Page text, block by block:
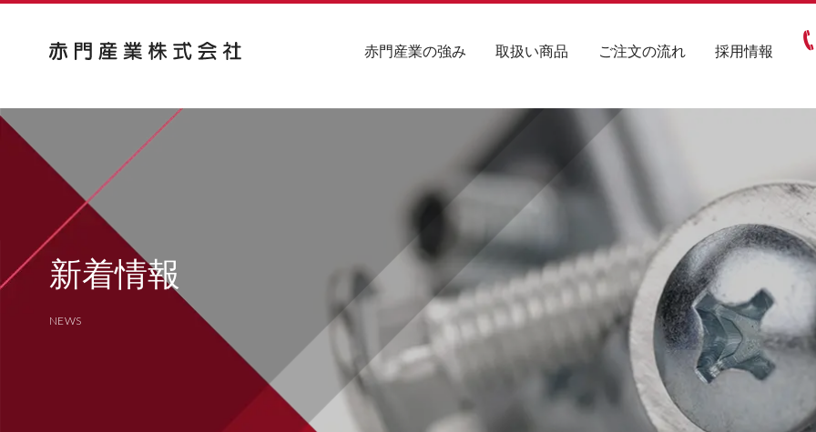
赤門産業の強み 取扱い商品 ご注文の流れ 採用情報
新着情報
NEWS